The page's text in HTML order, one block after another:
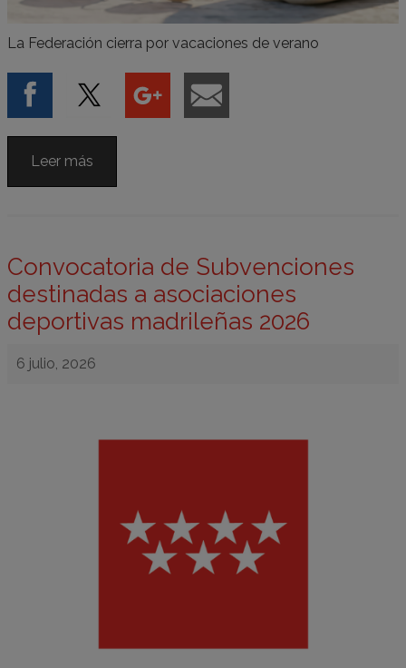
La Federación cierra por vacaciones de verano
Leer más
Convocatoria de Subvenciones
destinadas a asociaciones
deportivas madrileñas 2026
6 julio, 2026